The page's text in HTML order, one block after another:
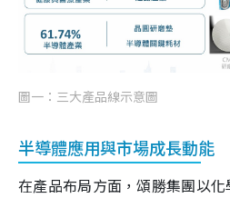
圖一：三大產品線示意圖
半導體應用與市場成長動能
在產品布局方面，頌勝集團以